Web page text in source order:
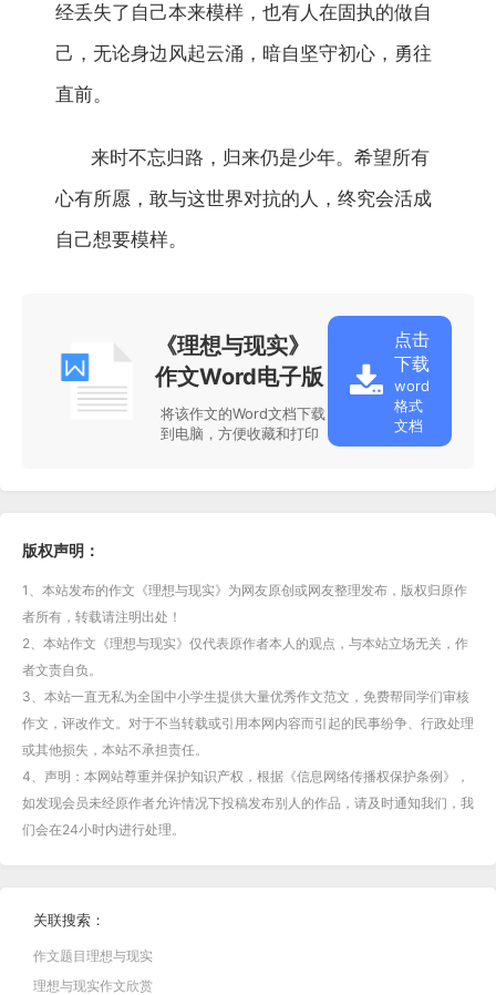
经丢失了自己本来模样，也有人在固执的做自
己，无论身边风起云涌，暗自坚守初心，勇往
直前。
来时不忘归路，归来仍是少年。希望所有
心有所愿，敢与这世界对抗的人，终究会活成
自己想要模样。
《理想与现实》
作文Word电子版
将该作文的Word文档下载
到电脑，方便收藏和打印
点击
下载
word
格式
文档
版权声明：
1、本站发布的作文《理想与现实》为网友原创或网友整理发布，版权归原作
者所有，转载请注明出处！
2、本站作文《理想与现实》仅代表原作者本人的观点，与本站立场无关，作
者文责自负。
3、本站一直无私为全国中小学生提供大量优秀作文范文，免费帮同学们审核
作文，评改作文。对于不当转载或引用本网内容而引起的民事纷争、行政处理
或其他损失，本站不承担责任。
4、声明：本网站尊重并保护知识产权，根据《信息网络传播权保护条例》，
如发现会员未经原作者允许情况下投稿发布别人的作品，请及时通知我们，我
们会在24小时内进行处理。
关联搜索：
作文题目理想与现实
理想与现实作文欣赏